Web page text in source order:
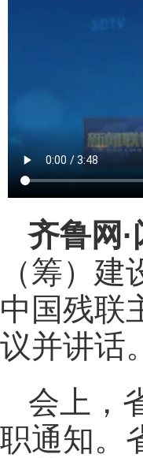
齐鲁网
（筹）
中国残联
议并讲话。
会上，
职通知。